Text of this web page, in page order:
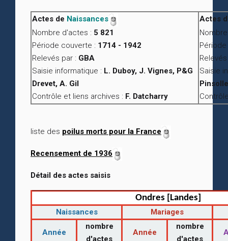
Actes de Naissances
Nombre d'actes : 5 821
Période couverte : 1714 - 1942
Relevés par : GBA
Saisie informatique : L. Duboy, J. Vignes, P&G
Drevet, A. Gil
Contrôle et liens archives : F. Datcharry
Actes
Saisie
liste des poilus morts pour la France
Recensement de 1936
Détail des actes saisis
Ondres [Landes]
Naissances Mariages
Année
nombre
d'actes
Année
nombre
d'actes